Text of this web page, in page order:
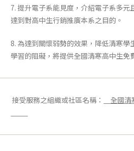
7. 提升電子系能見度，介紹電子系多元
達到對高中生行銷推廣本系之目的。
8. 為達到關懷弱勢的效果，降低清寒學
學習的阻礙，將提供全國清寒高中生免
接受服務之組織或社區名稱： 全國